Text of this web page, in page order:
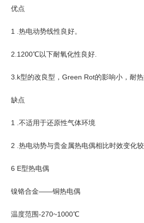
优点
1 .热电动势线性良好。
2.1200℃以下耐氧化性良好.
3.k型的改良型，Green Rot的影响小，耐热
缺点
1 .不适用于还原性气体环境
2 .热电动势与贵金属热电偶相比时效变化较
6 E型热电偶
镍铬合金——铜热电偶
温度范围-270~1000℃